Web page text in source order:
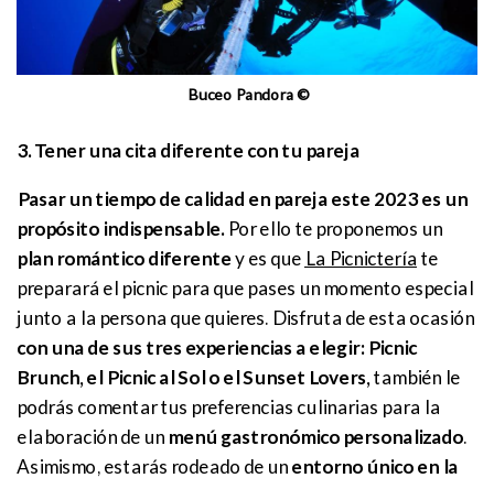
Buceo Pandora ©
3. Tener una cita diferente con tu pareja
Pasar un tiempo de calidad en pareja este 2023 es un
propósito indispensable.Por ello te proponemos un
plan romántico diferentey es que La Picnictería te
preparará el picnic para que pases un momento especial
junto a la persona que quieres. Disfruta de esta ocasión
con una de sus tres experiencias a elegir: Picnic
Brunch, el Picnic al Sol o el Sunset Lovers,también le
podrás comentar tus preferencias culinarias para la
elaboración de un menú gastronómico personalizado.
Asimismo, estarás rodeado de unentorno único en la